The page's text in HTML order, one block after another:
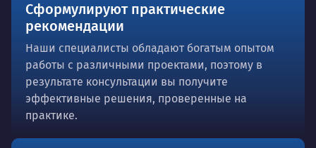
Сформулируют практические
рекомендации
Наши специалисты обладают богатым опытом
работы с различными проектами, поэтому в
результате консультации вы получите
эффективные решения, проверенные на
практике.